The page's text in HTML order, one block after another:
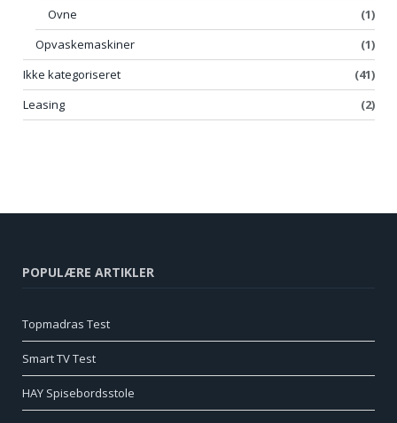
Ovne
(1)
Opvaskemaskiner
(1)
Ikke kategoriseret
(41)
Leasing
(2)
POPULÆRE ARTIKLER
Topmadras Test
Smart TV Test
HAY Spisebordsstole